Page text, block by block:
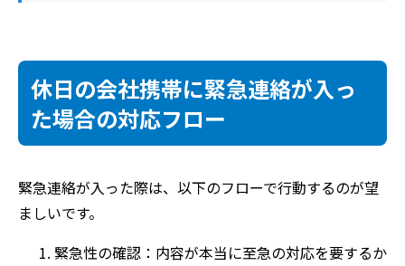
休日の会社携帯に緊急連絡が入っ
た場合の対応フロー
緊急連絡が入った際は、以下のフローで行動するのが望
ましいです。
緊急性の確認：内容が本当に至急の対応を要するか